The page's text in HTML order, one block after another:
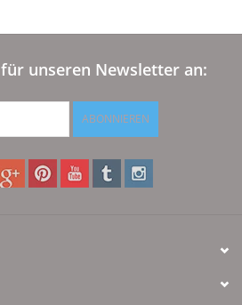
können gerne dazu bestellt
nach Wunsch angefertigt
sind möglich !
unseren Newsletter an:
ABONNIEREN